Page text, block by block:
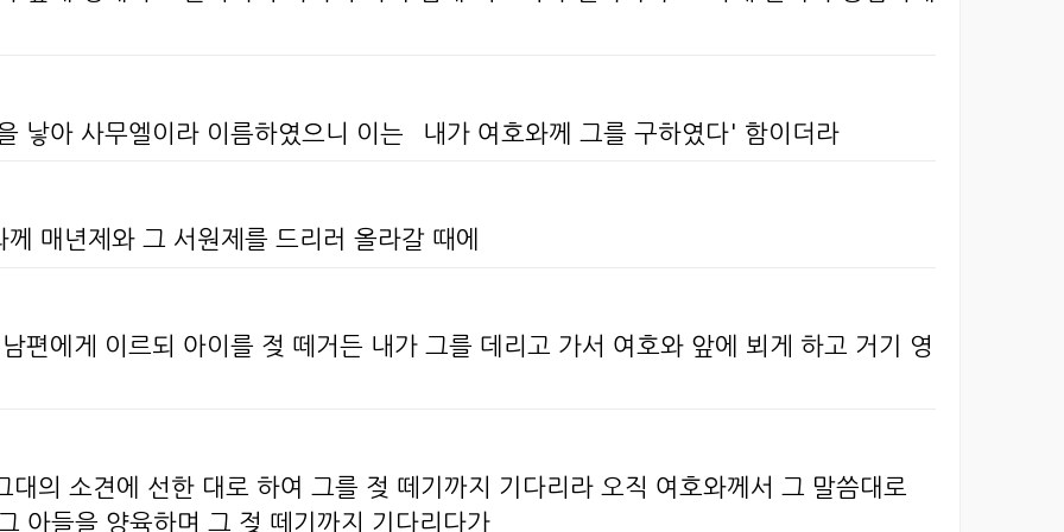
낳아 사무엘이라 이름하였으니 이는 `내가 여호와께 그를 구하였다' 함이더라
매년제와 그 서원제를 드리러 올라갈 때에
편에게 이르되 아이를 젖 떼거든 내가 그를 데리고 가서 여호와 앞에 뵈게 하고 거기 영
의 소견에 선한 대로 하여 그를 젖 떼기까지 기다리라 오직 여호와께서 그 말씀대로
아들을 양육하며 그 젖 떼기까지 기다리다가